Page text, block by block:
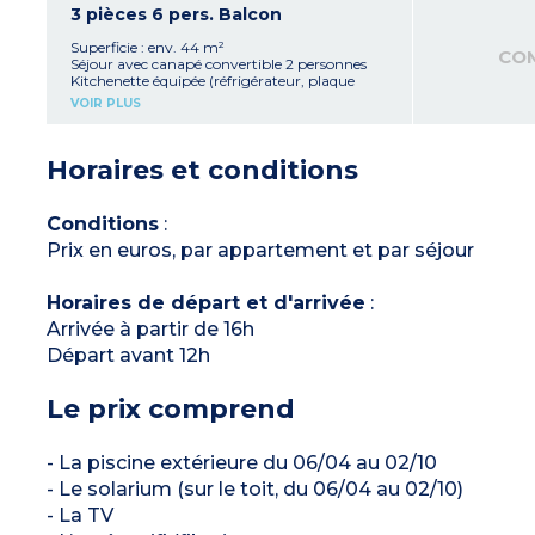
lit double)
Salle de bains ou de douche avec WC
Balcon avec mobilier de jardin
3 pièces 6 pers. Balcon
Superficie : env. 44 m²
Séjour avec canapé convertible 2 personnes
Kitchenette équipée (réfrigérateur, plaque
vitrocéramique, micro-ondes, lave-vaisselle,
Chambre avec 2 lits superposés
Salle de bains ou de douche avec WC
VOIR PLUS
Horaires et conditions
Conditions:
Prix en euros, par appartement et par séjour
Horaires de départ et d'arrivée :
Arrivée à partir de 16h
Départ avant 12h
Le prix comprend
- La piscine extérieure du 06/04 au 02/10
- Le solarium (sur le toit, du 06/04 au 02/10)
- La TV